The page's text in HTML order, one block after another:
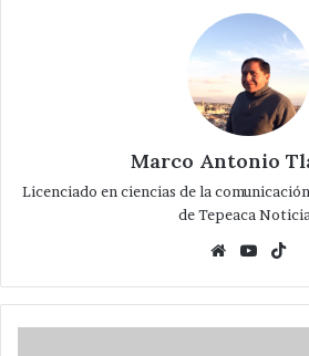
Marco Antonio
Licenciado en ciencias de la
de Tepeaca
Website